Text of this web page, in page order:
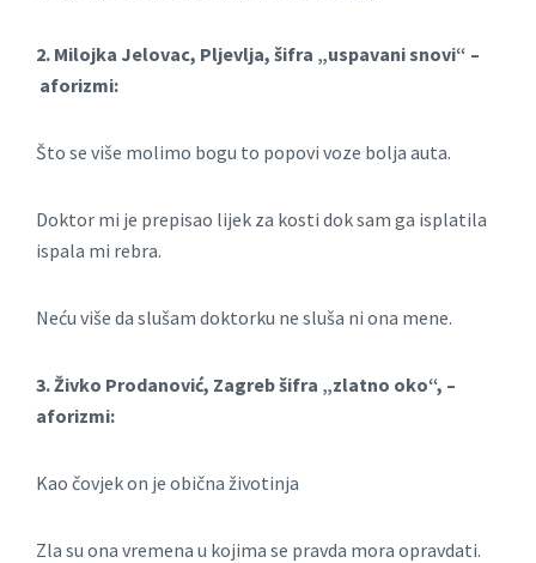
2. Milojka Jelovac, Pljevlja, šifra „uspavani snovi“ –
aforizmi:
Što se više molimo bogu to popovi voze bolja auta.
Doktor mi je prepisao lijek za kosti dok sam ga isplatila
ispala mi rebra.
Neću više da slušam doktorku ne sluša ni ona mene.
3. Živko Prodanović, Zagreb šifra „zlatno oko“, –
aforizmi:
Kao čovjek on je obična životinja
Zla su ona vremena u kojima se pravda mora opravdati.